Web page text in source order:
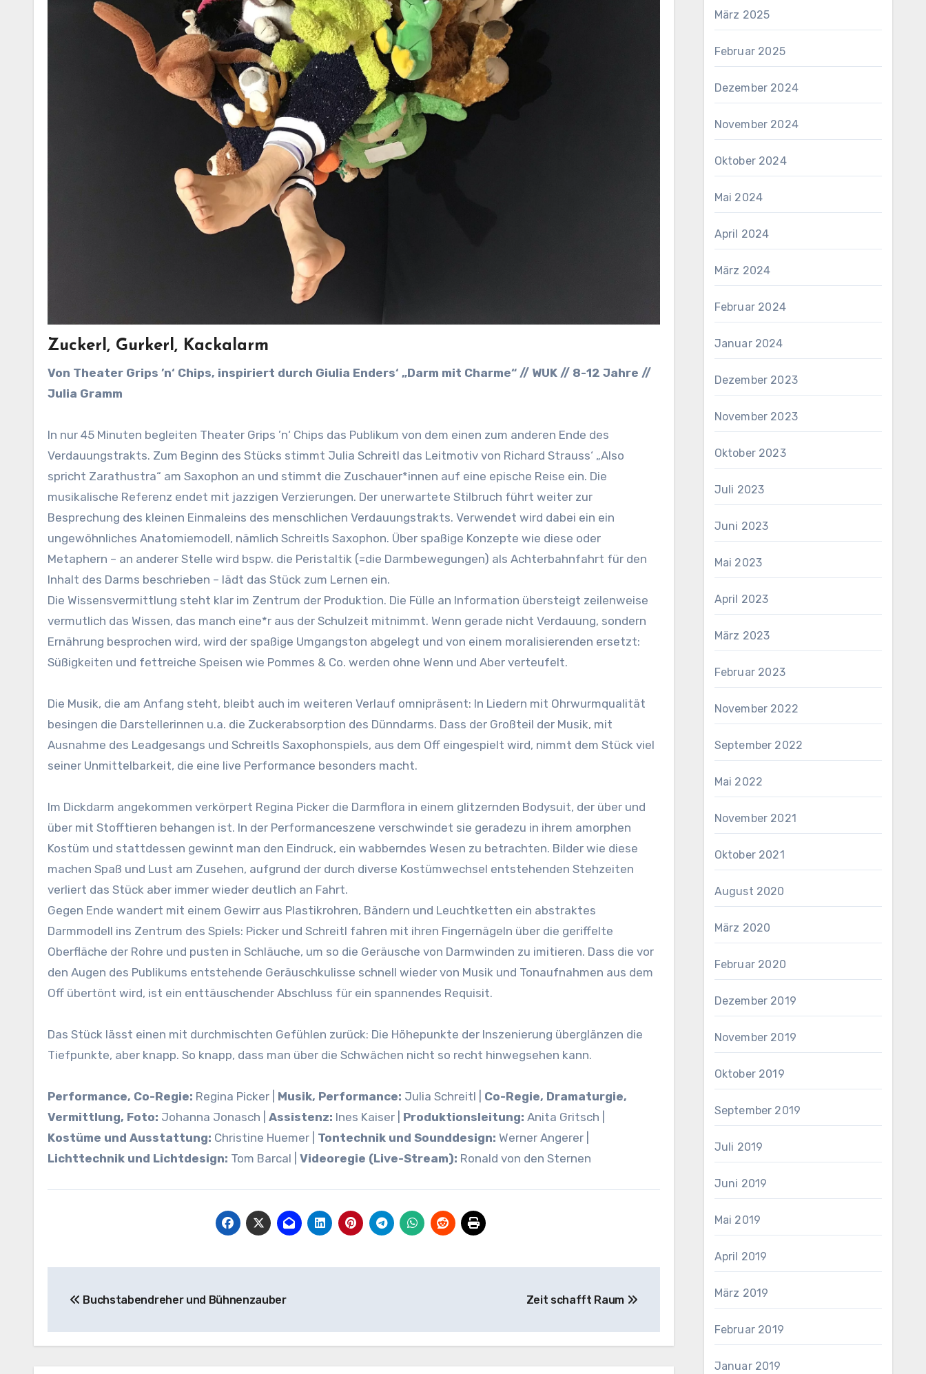
Zuckerl, Gurkerl, Kackalarm
Von Theater Grips ’n‘ Chips, inspiriert durch Giulia Enders‘ „Darm mit Charme“ // WUK // 8-12 Jahre //
Julia Gramm
In nur 45 Minuten begleiten Theater Grips ’n‘ Chips das Publikum von dem einen zum anderen Ende des
Verdauungstrakts. Zum Beginn des Stücks stimmt Julia Schreitl das Leitmotiv von Richard Strauss‘ „Also
spricht Zarathustra“ am Saxophon an und stimmt die Zuschauer*innen auf eine epische Reise ein. Die
musikalische Referenz endet mit jazzigen Verzierungen. Der unerwartete Stilbruch führt weiter zur
Besprechung des kleinen Einmaleins des menschlichen Verdauungstrakts. Verwendet wird dabei ein ein
ungewöhnliches Anatomiemodell, nämlich Schreitls Saxophon. Über spaßige Konzepte wie diese oder
Metaphern – an anderer Stelle wird bspw. die Peristaltik (=die Darmbewegungen) als Achterbahnfahrt für den
Inhalt des Darms beschrieben – lädt das Stück zum Lernen ein.
Die Wissensvermittlung steht klar im Zentrum der Produktion. Die Fülle an Information übersteigt zeilenweise
vermutlich das Wissen, das manch eine*r aus der Schulzeit mitnimmt. Wenn gerade nicht Verdauung, sondern
Ernährung besprochen wird, wird der spaßige Umgangston abgelegt und von einem moralisierenden ersetzt:
Süßigkeiten und fettreiche Speisen wie Pommes & Co. werden ohne Wenn und Aber verteufelt.
Die Musik, die am Anfang steht, bleibt auch im weiteren Verlauf omnipräsent: In Liedern mit Ohrwurmqualität
besingen die Darstellerinnen u.a. die Zuckerabsorption des Dünndarms. Dass der Großteil der Musik, mit
Ausnahme des Leadgesangs und Schreitls Saxophonspiels, aus dem Off eingespielt wird, nimmt dem Stück viel
seiner Unmittelbarkeit, die eine live Performance besonders macht.
Im Dickdarm angekommen verkörpert Regina Picker die Darmflora in einem glitzernden Bodysuit, der über und
über mit Stofftieren behangen ist. In der Performanceszene verschwindet sie geradezu in ihrem amorphen
Kostüm und stattdessen gewinnt man den Eindruck, ein wabberndes Wesen zu betrachten. Bilder wie diese
machen Spaß und Lust am Zusehen, aufgrund der durch diverse Kostümwechsel entstehenden Stehzeiten
verliert das Stück aber immer wieder deutlich an Fahrt.
Gegen Ende wandert mit einem Gewirr aus Plastikrohren, Bändern und Leuchtketten ein abstraktes
Darmmodell ins Zentrum des Spiels: Picker und Schreitl fahren mit ihren Fingernägeln über die geriffelte
Oberfläche der Rohre und pusten in Schläuche, um so die Geräusche von Darmwinden zu imitieren. Dass die vor
den Augen des Publikums entstehende Geräuschkulisse schnell wieder von Musik und Tonaufnahmen aus dem
Off übertönt wird, ist ein enttäuschender Abschluss für ein spannendes Requisit.
Das Stück lässt einen mit durchmischten Gefühlen zurück: Die Höhepunkte der Inszenierung überglänzen die
Tiefpunkte, aber knapp. So knapp, dass man über die Schwächen nicht so recht hinwegsehen kann.
Performance, Co-Regie: Regina Picker | Musik, Performance: Julia Schreitl | Co-Regie, Dramaturgie,
Vermittlung, Foto: Johanna Jonasch | Assistenz: Ines Kaiser | Produktionsleitung: Anita Gritsch |
Kostüme und Ausstattung: Christine Huemer | Tontechnik und Sounddesign: Werner Angerer |
Lichttechnik und Lichtdesign: Tom Barcal | Videoregie (Live-Stream): Ronald von den Sternen
Buchstabendreher und Bühnenzauber Zeit schafft Raum
März 2025
Februar 2025
Dezember 2024
November 2024
Oktober 2024
Mai 2024
April 2024
März 2024
Februar 2024
Januar 2024
Dezember 2023
November 2023
Oktober 2023
Juli 2023
Juni 2023
Mai 2023
April 2023
März 2023
Februar 2023
November 2022
September 2022
Mai 2022
November 2021
Oktober 2021
August 2020
März 2020
Februar 2020
Dezember 2019
November 2019
Oktober 2019
September 2019
Juli 2019
Juni 2019
Mai 2019
April 2019
März 2019
Februar 2019
Januar 2019